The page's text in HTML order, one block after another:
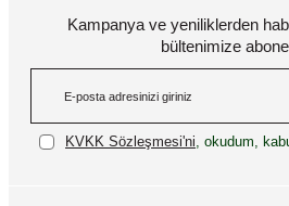
Kampanya ve yeniliklerden
bültenimize
KVKK Sözleşmesi'ni , okudum,